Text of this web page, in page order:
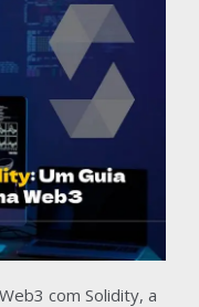
com Solidity, a